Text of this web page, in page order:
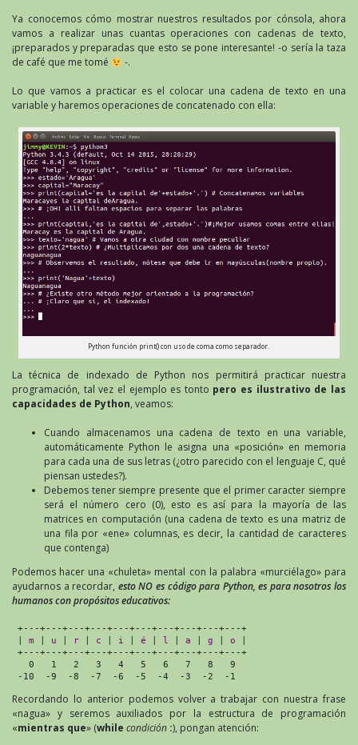
Ya conocemos cómo mostrar nuestros resultados por cónsola, ahora
vamos a realizar unas cuantas operaciones con cadenas de texto,
¡preparados y preparadas que esto se pone interesante! -o sería la taza
de café que me tomé
-.
Lo que vamos a practicar es el colocar una cadena de texto en una
variable y haremos operaciones de concatenado con ella:
Python función print() con uso de coma como separador.
La técnica de indexado de Python nos permitirá practicar nuestra
programación, tal vez el ejemplo es tonto pero es ilustrativo de las
capacidades de Python, veamos:
Cuando almacenamos una cadena de texto en una variable,
automáticamente Python le asigna una «posición» en memoria
para cada una de sus letras (¿otro parecido con el lenguaje C, qué
piensan ustedes?).
Debemos tener siempre presente que el primer caracter siempre
será el número cero (0), esto es así para la mayoría de las
matrices en computación (una cadena de texto es una matriz de
una fila por «ene» columnas, es decir, la cantidad de caracteres
que contenga)
Podemos hacer una «chuleta» mental con la palabra «murciélago» para
ayudarnos a recordar, esto NO es código para Python, es para nosotros los
humanos con propósitos educativos:
+---+---+---+---+---+---+---+---+---+---+
m u r c i é l a g o
+---+---+---+---+---+---+---+---+---+---+
   0   1   2   3   4   5   6   7   8   9
Recordando lo anterior podemos volver a trabajar con nuestra frase
«nagua» y seremos auxiliados por la estructura de programación
«mientras que» (while condición :), pongan atención: